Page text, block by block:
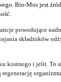
ego . Bio-Mos jest
ć
powodujące
składników
kostnego i jelit. To s
regenerację organizmu